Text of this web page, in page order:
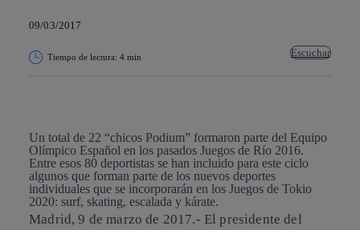
09/03/2017
Tiempo de lectura: 4 min Escuchar
Un total de 22 “chicos Podium” formaron parte del Equipo
Olímpico Español en los pasados Juegos de Río 2016.
Entre esos 80 deportistas se han incluido para este ciclo
algunos que forman parte de los nuevos deportes
individuales que se incorporarán en los Juegos de Tokio
2020: surf, skating, escalada y kárate.
Madrid, 9 de marzo de 2017.- El presidente del